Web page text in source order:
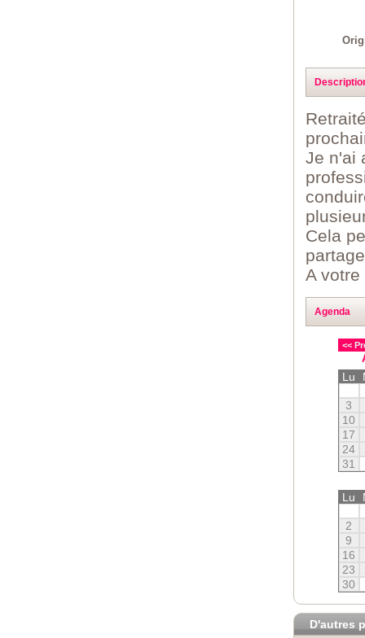
Je n'ai
Cela
A
Agenda
<<
Lu
3
10
17
24
31
Lu
2
9
16
23
30
D'autres